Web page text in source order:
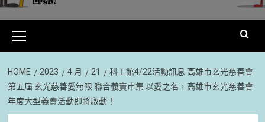
Menu
HOME 2023 4 月 21
科工館4/22活動訊息 高雄市玄光慈善會
第五屆 玄光慈善愛無限 聯合義賣市集 以愛之名，高雄市玄光慈善會
年度大型義賣活動即將啟動！